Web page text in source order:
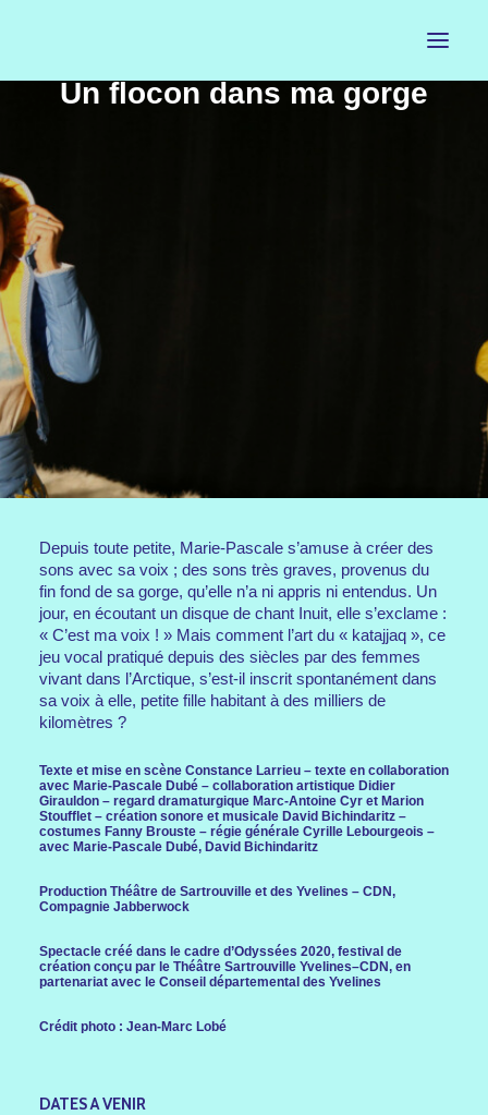
LE PETIT BUREAU
CONTACTS
CALENDRIER
ARTISTES
FACEBOOK
Un flocon dans ma gorge
DATES A VENIR
Depuis toute petite, Marie-Pascale s’amuse à créer des
sons avec sa voix ; des sons très graves, provenus du
fin fond de sa gorge, qu’elle n’a ni appris ni entendus. Un
jour, en écoutant un disque de chant Inuit, elle s’exclame :
« C’est ma voix ! » Mais comment l’art du « katajjaq », ce
jeu vocal pratiqué depuis des siècles par des femmes
vivant dans l’Arctique, s’est-il inscrit spontanément dans
sa voix à elle, petite fille habitant à des milliers de
kilomètres ?
Texte et mise en scène Constance Larrieu – texte en collaboration
avec Marie-Pascale Dubé – collaboration artistique Didier
Girauldon – regard dramaturgique Marc-Antoine Cyr et Marion
Stoufflet – création sonore et musicale David Bichindaritz –
costumes Fanny Brouste – régie générale Cyrille Lebourgeois –
avec Marie-Pascale Dubé, David Bichindaritz
Production Théâtre de Sartrouville et des Yvelines – CDN,
Compagnie Jabberwock
Spectacle créé dans le cadre d’Odyssées 2020, festival de
création conçu par le Théâtre Sartrouville Yvelines–CDN, en
partenariat avec le Conseil départemental des Yvelines
Crédit photo : Jean-Marc Lobé